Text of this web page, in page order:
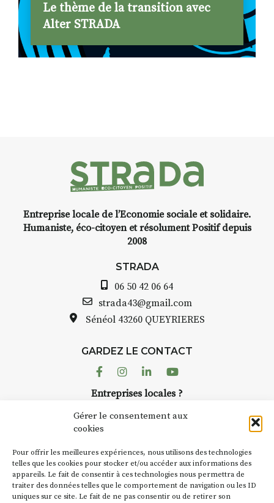
Gérer le consentement aux
cookies
Pour offrir les meilleures expériences, nous utilisons des technologies
telles que les cookies pour stocker et/ou accéder aux informations des
appareils. Le fait de consentir à ces technologies nous permettra de
traiter des données telles que le comportement de navigation ou les ID
uniques sur ce site. Le fait de ne pas consentir ou de retirer son
Le thème de la transition avec
Alter STRADA
Entreprise locale de l’Economie sociale et solidaire.
Humaniste, éco-citoyen et résolument Positif depuis
2008
STRADA
06 50 42 06 64
strada43@gmail.com
Sénéol 43260 QUEYRIERES
GARDEZ LE CONTACT
FacebookInstagram
LinkedinYoutube
Entreprises locales ?
Suivez toute l'actu de Strada